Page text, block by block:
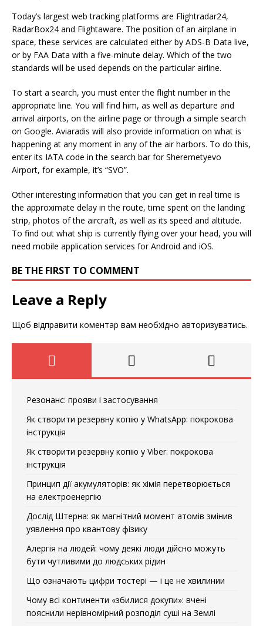
Today’s largest web tracking platforms are Flightradar24,
RadarBox24 and Flightaware. The position of an airplane in
space, these services are calculated either by ADS-B Data live,
or by FAA Data with a five-minute delay. Which of the two
standards will be used depends on the particular airline.
To start a search, you must enter the flight number in the
appropriate line. You will find him, as well as departure and
arrival airports, on the airline page or through a simple search
on Google. Aviaradis will also provide information on what is
happening at any moment in any of the air harbors. To do this,
enter its IATA code in the search bar for Sheremetyevo
Airport, for example, it’s “SVO”.
Other interesting information that you can get in real time is
the approximate delay in the route, time spent on the landing
strip, photos of the aircraft, as well as its speed and altitude.
To find out what ship is currently flying over your head, you will
need mobile application services for Android and iOS.
BE THE FIRST TO COMMENT
Leave a Reply
Щоб відправити коментар вам необхідно авторизуватись.
Резонанс: прояви і застосування
Як створити резервну копію у WhatsApp: покрокова
інструкція
Як створити резервну копію у Viber: покрокова
інструкція
Принцип дії акумуляторів: як хімія перетворюється
на електроенергію
Дослід Штерна: як магнітний момент атомів змінив
уявлення про квантову фізику
Алергія на людей: чому деякі люди дійсно можуть
бути чутливими до людських рідин
Що означають цифри тостері — і це не хвилинии
Чому всі континенти «збилися докупи»: вчені
пояснили нерівномірний розподіл суші на Землі